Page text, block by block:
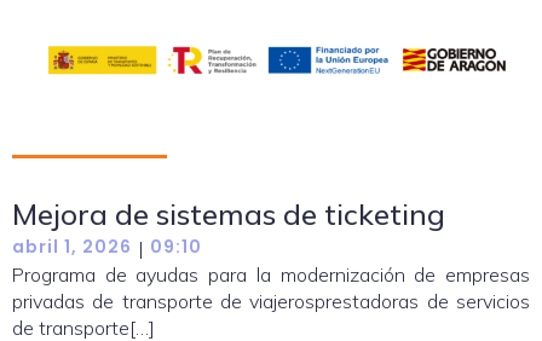
Mejora de sistemas de ticketing
abril 1, 2026 | 09:10
Programa de ayudas para la modernización de empresas
privadas de transporte de viajerosprestadoras de servicios
de transporte[…]